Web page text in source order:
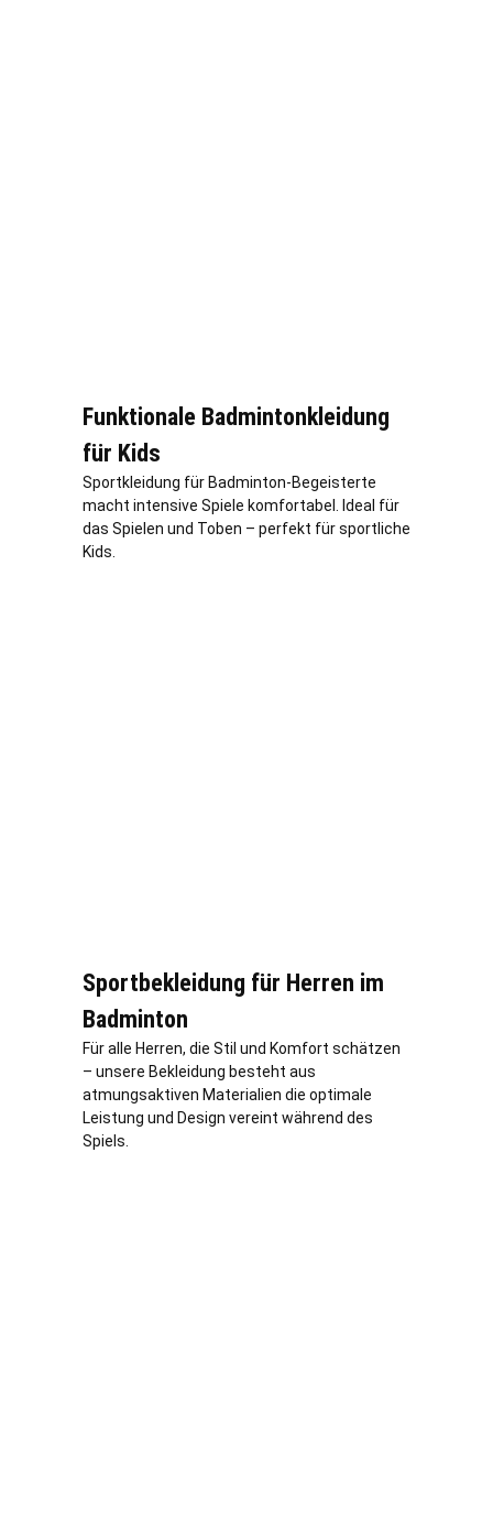
Funktionale Badmintonkleidung
für Kids
Sportkleidung für Badminton-Begeisterte
macht intensive Spiele komfortabel. Ideal für
das Spielen und Toben – perfekt für sportliche
Kids.
Sportbekleidung für Herren im
Badminton
Für alle Herren, die Stil und Komfort schätzen
– unsere Bekleidung besteht aus
atmungsaktiven Materialien die optimale
Leistung und Design vereint während des
Spiels.